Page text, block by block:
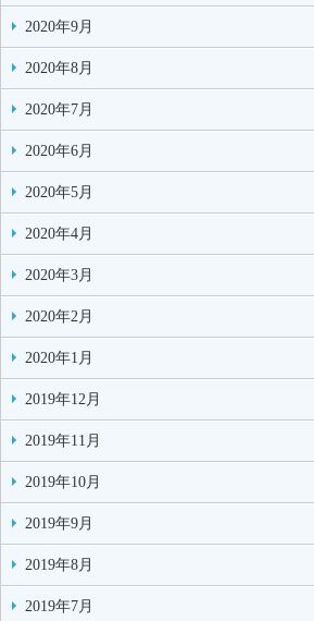
2020年9月
2020年8月
2020年7月
2020年6月
2020年5月
2020年4月
2020年3月
2020年2月
2020年1月
2019年12月
2019年11月
2019年10月
2019年9月
2019年8月
2019年7月